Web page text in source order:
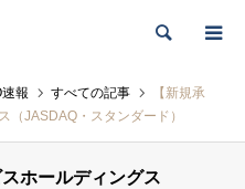
検索
速報 すべての記事
【新規承
（JASDAQ・スタンダード）
ホールディングス